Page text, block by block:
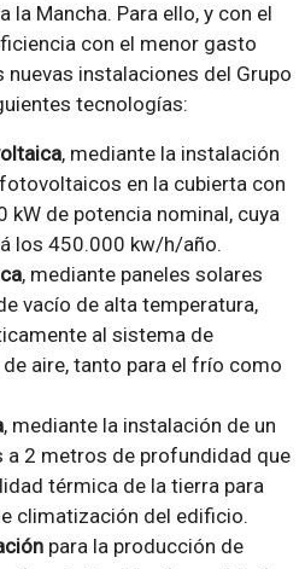
Mancha. Para ello, y con el
con el menor gasto
nuevas instalaciones del Grupo
tecnologías:
, mediante la instalación
en la cubierta con
kW de potencia nominal, cuya
los 450.000 kw/h/año.
, mediante paneles solares
vacío de alta temperatura,
al sistema de
aire, tanto para el frío como
, mediante la instalación de un
a 2 metros de profundidad que
térmica de la tierra para
climatización del edificio.
para la producción de